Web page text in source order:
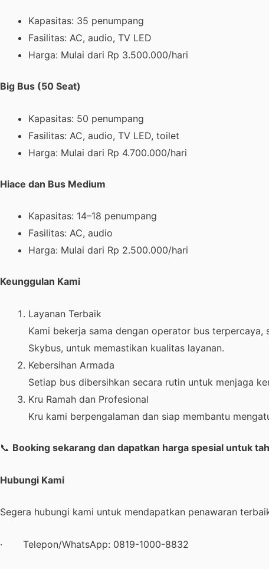
Kapasitas: 35 penumpang
Fasilitas: AC, audio, TV LED
Harga: Mulai dari Rp 3.500.000/hari
Big Bus (50 Seat)
Kapasitas: 50 penumpang
Fasilitas: AC, audio, TV LED, toilet
Harga: Mulai dari Rp 4.700.000/hari
Hiace dan Bus Medium
Kapasitas: 14–18 penumpang
Fasilitas: AC, audio
Harga: Mulai dari Rp 2.500.000/hari
Keunggulan Kami
Layanan Terbaik
Kami bekerja sama dengan operator bus terpercaya,
Skybus, untuk memastikan kualitas layanan.
Kebersihan Armada
Setiap bus dibersihkan secara rutin untuk menjaga
Kru Ramah dan Profesional
Kru kami berpengalaman dan siap membantu
📞 Booking sekarang dan dapatkan harga spesial untuk
Hubungi Kami
Segera hubungi kami untuk mendapatkan penawaran
· Telepon/WhatsApp: 0819-1000-8832